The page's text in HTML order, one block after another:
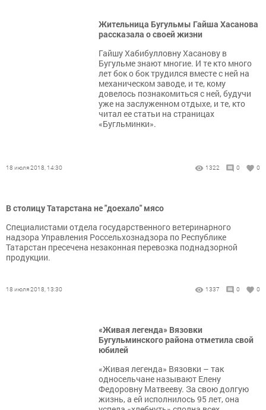
Жительница Бугульмы Гайша Хасанова
рассказала о своей жизни
Гайшу Хабибулловну Хасанову в
Бугульме знают многие. И те кто много
лет бок о бок трудился вместе с ней на
механическом заводе, и те, кому
довелось познакомиться с ней, будучи
уже на заслуженном отдыхе, и те, кто
читал ее статьи на страницах
«Бугльминки».
18 июля 2018, 14:30 1322 0 0
В столицу Татарстана не "доехало" мясо
Специалистами отдела государственного ветеринарного
надзора Управления Россельхознадзора по Республике
Татарстан пресечена незаконная перевозка поднадзорной
продукции.
18 июля 2018, 13:30 1337 0 0
«Живая легенда» Вязовки
Бугульминского района отметила свой
юбилей
«Живая легенда» Вязовки – так
односельчане называют Елену
Федоровну Матвееву. За свою долгую
жизнь, а ей исполнилось 95 лет, она